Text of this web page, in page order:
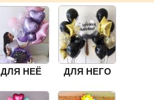
ДЛЯ НЕЁ ДЛЯ НЕГО